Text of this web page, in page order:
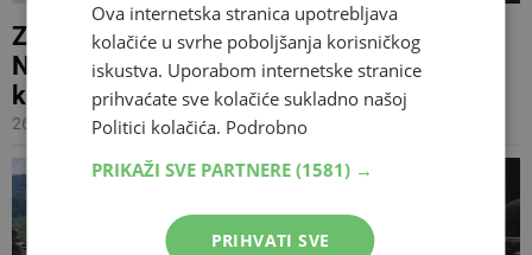
ZAŠTO SU MLADI NAPUSTILI HDZ U ZDŽ
Nepotizam, korupcija, sabotaže, prevare i
kršenje statuta uz blagoslov Središnjice
26.09.2023 11:39
Ova internetska stranica upotrebljava
kolačiće u svrhe poboljšanja korisničkog
iskustva. Uporabom internetske stranice
prihvaćate sve kolačiće sukladno našoj
Politici kolačića. Podrobno
PRIKAŽI SVE PARTNERE (1581) →
PRIHVATI SVE